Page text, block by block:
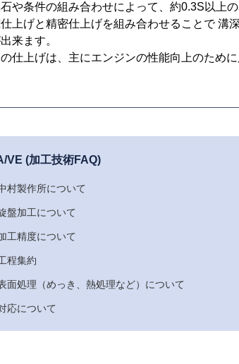
や条件の組み合わせによって、約0.3S以上
上げと精密仕上げを組み合わせることで 溝
来ます。
仕上げは、主にエンジンの性能向上のために
VE (加工技術FAQ)
村製作所について
盤加工について
工精度について
程集約
面処理（めっき、熱処理など）について
応について